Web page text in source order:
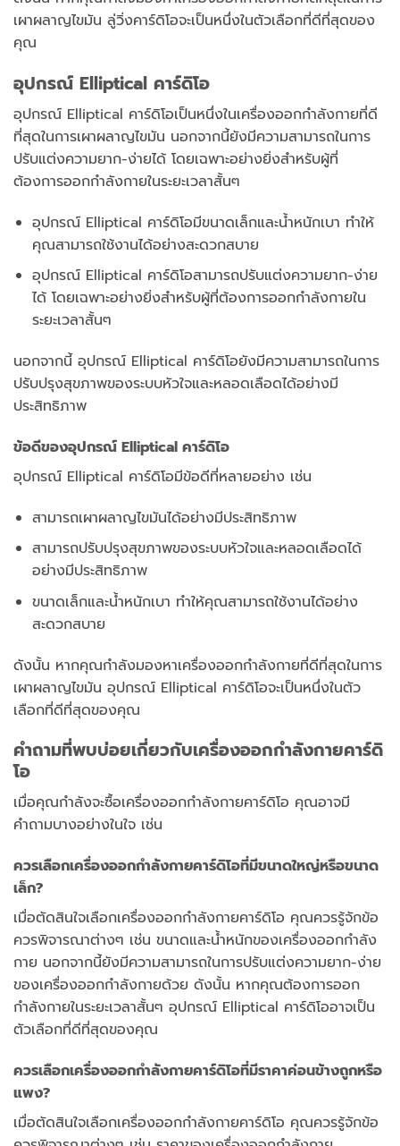
เผาผลาญไขมัน ลู่วิ่งคาร์ดิโอจะเป็นหนึ่งในตัวเลือกที่ดีที่สุดของ
คุณ
อุปกรณ์ Elliptical คาร์ดิโอ
อุปกรณ์ Elliptical คาร์ดิโอเป็นหนึ่งในเครื่องออกกำลังกายที่ดี
ที่สุดในการเผาผลาญไขมัน นอกจากนี้ยังมีความสามารถในการ
ปรับแต่งความยาก-ง่ายได้ โดยเฉพาะอย่างยิ่งสำหรับผู้ที่
ต้องการออกกำลังกายในระยะเวลาสั้นๆ
อุปกรณ์ Elliptical คาร์ดิโอมีขนาดเล็กและน้ำหนักเบา ทำให้
คุณสามารถใช้งานได้อย่างสะดวกสบาย
อุปกรณ์ Elliptical คาร์ดิโอสามารถปรับแต่งความยาก-ง่าย
ได้ โดยเฉพาะอย่างยิ่งสำหรับผู้ที่ต้องการออกกำลังกายใน
ระยะเวลาสั้นๆ
นอกจากนี้ อุปกรณ์ Elliptical คาร์ดิโอยังมีความสามารถในการ
ปรับปรุงสุขภาพของระบบหัวใจและหลอดเลือดได้อย่างมี
ประสิทธิภาพ
ข้อดีของอุปกรณ์ Elliptical คาร์ดิโอ
อุปกรณ์ Elliptical คาร์ดิโอมีข้อดีที่หลายอย่าง เช่น
สามารถเผาผลาญไขมันได้อย่างมีประสิทธิภาพ
สามารถปรับปรุงสุขภาพของระบบหัวใจและหลอดเลือดได้
อย่างมีประสิทธิภาพ
ขนาดเล็กและน้ำหนักเบา ทำให้คุณสามารถใช้งานได้อย่าง
สะดวกสบาย
ดังนั้น หากคุณกำลังมองหาเครื่องออกกำลังกายที่ดีที่สุดในการ
เผาผลาญไขมัน อุปกรณ์ Elliptical คาร์ดิโอจะเป็นหนึ่งในตัว
เลือกที่ดีที่สุดของคุณ
คำถามที่พบบ่อยเกี่ยวกับเครื่องออกกำลังกายคาร์ดิ
โอ
เมื่อคุณกำลังจะซื้อเครื่องออกกำลังกายคาร์ดิโอ คุณอาจมี
คำถามบางอย่างในใจ เช่น
ควรเลือกเครื่องออกกำลังกายคาร์ดิโอที่มีขนาดใหญ่หรือขนาด
เล็ก?
เมื่อตัดสินใจเลือกเครื่องออกกำลังกายคาร์ดิโอ คุณควรรู้จักข้อ
ควรพิจารณาต่างๆ เช่น ขนาดและน้ำหนักของเครื่องออกกำลัง
กาย นอกจากนี้ยังมีความสามารถในการปรับแต่งความยาก-ง่าย
ของเครื่องออกกำลังกายด้วย ดังนั้น หากคุณต้องการออก
กำลังกายในระยะเวลาสั้นๆ อุปกรณ์ Elliptical คาร์ดิโออาจเป็น
ตัวเลือกที่ดีที่สุดของคุณ
ควรเลือกเครื่องออกกำลังกายคาร์ดิโอที่มีราคาค่อนข้างถูกหรือ
แพง?
เมื่อตัดสินใจเลือกเครื่องออกกำลังกายคาร์ดิโอ คุณควรรู้จักข้อ